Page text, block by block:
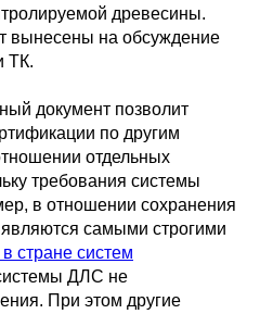
древесины.
вынесены на обсуждение
ТК.
документ позволит
по другим
отдельных
требования системы
в отношении сохранения
самыми строгими
стране систем
ДЛС не
При этом другие